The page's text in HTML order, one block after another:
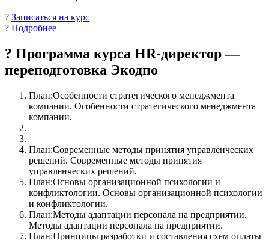
? Записаться на курс
? Подробнее
? Программа курса HR-директор —
переподготовка Экодпо
План:Особенности стратегического менеджмента
компании. Особенности стратегического менеджмента
компании.
План:Современные методы принятия управленческих
решений. Современные методы принятия
управленческих решений.
План:Основы организационной психологии и
конфликтологии. Основы организационной психологии
и конфликтологии.
План:Методы адаптации персонала на предприятии.
Методы адаптации персонала на предприятии.
План:Принципы разработки и составления схем оплаты